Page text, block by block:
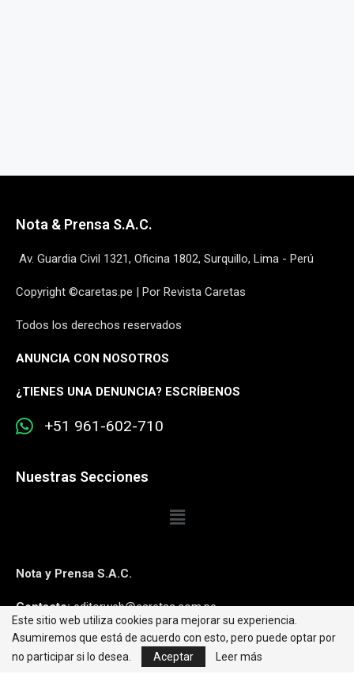
Nota & Prensa S.A.C.
Av. Guardia Civil 1321, Oficina 1802, Surquillo, Lima - Perú
Copyright ©caretas.pe | Por Revista Caretas
Todos los derechos reservados
ANUNCIA CON NOSOTROS
¿TIENES UNA DENUNCIA? ESCRÍBENOS
+51 961-602-710
Nuestras Secciones
Nota y Prensa S.A.C.
Contacto:editorweb@caretas.com.pe
Síguenos:
Este sitio web utiliza cookies para mejorar su experiencia.
Asumiremos que está de acuerdo con esto, pero puede optar por
no participar si lo desea.
Aceptar Leer más